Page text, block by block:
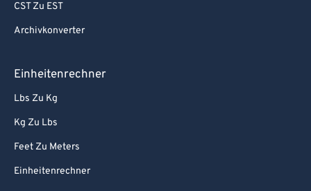
CST Zu EST
Archivkonverter
Einheitenrechner
Lbs Zu Kg
Kg Zu Lbs
Feet Zu Meters
Einheitenrechner